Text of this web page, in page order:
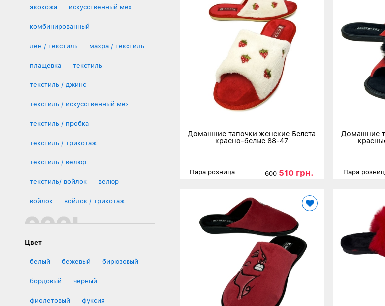
экокожа искусственный мех
комбинированный
лен / текстиль махра / текстиль
плащевка текстиль
текстиль / джинс
текстиль / искусственный мех
текстиль / пробка
текстиль / трикотаж
текстиль / велюр
текстиль/ войлок велюр
войлок войлок / трикотаж
Цвет
белый бежевый бирюзовый
бордовый черный
фиолетовый фуксия
Домашние тапочки женские Белста
красно-белые 88-47
Пара розница 600 510 грн.
Домашние
Пара